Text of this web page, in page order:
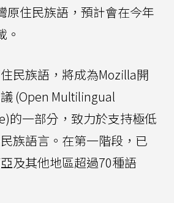
原住民族語，預計會在今年
。
民族語，將成為Mozilla開
(Open Multilingual
的一部分，致力於支持極低
族語言。在第一階段，已
及其他地區超過70種語